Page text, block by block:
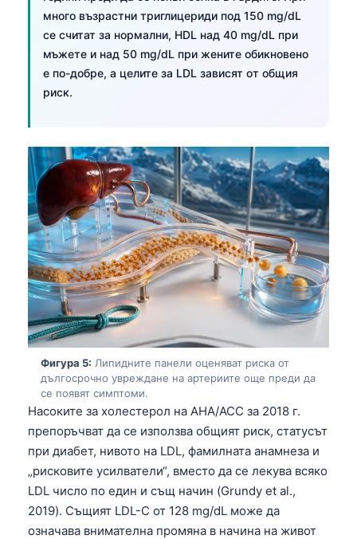
много възрастни триглицериди под 150 mg/dL
се считат за нормални, HDL над 40 mg/dL при
мъжете и над 50 mg/dL при жените обикновено
е по-добре, а целите за LDL зависят от общия
риск.
Фигура 5: Липидните панели оценяват риска от
дългосрочно увреждане на артериите още преди да
се появят симптоми.
Насоките за холестерол на AHA/ACC за 2018 г.
препоръчват да се използва общият риск, статусът
при диабет, нивото на LDL, фамилната анамнеза и
„рисковите усилватели“, вместо да се лекува всяко
LDL число по един и същ начин (Grundy et al.,
2019). Същият LDL-C от 128 mg/dL може да
означава внимателна промяна в начина на живот
Suomi
Hrvatski
Slovenčina
پښتو
سنڌي
සිංහල
অসমীয়া
Galego
Latviešu valoda
Македонски јазик
Euskara
Gàidhlig
Occitan
العربية المغربية
Монгол
ພາສາລາວ
Cebuano